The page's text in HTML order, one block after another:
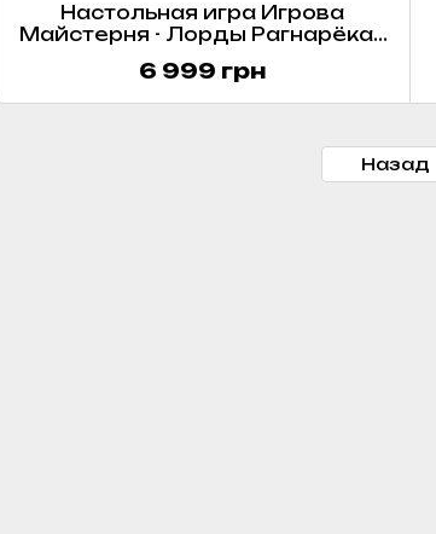
Настольная игра Игрова
Майстерня - Лорды Рагнарёка /
6 999 грн
Назад